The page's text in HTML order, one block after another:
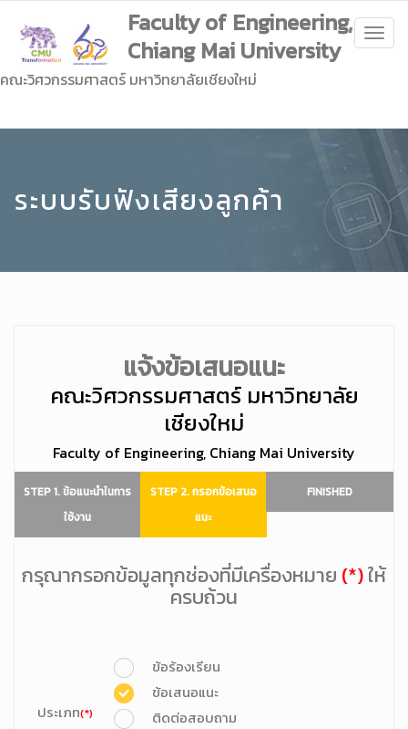
Faculty of Engineering,
Chiang Mai University
คณะวิศวกรรมศาสตร์ มหาวิทยาลัยเชียงใหม่
ระบบรับฟังเสียงลูกค้า
แจ้งข้อเสนอแนะ
คณะวิศวกรรมศาสตร์ มหาวิทยาลัย
เชียงใหม่
Faculty of Engineering, Chiang Mai University
STEP 1. ข้อแนะนำในการ
ใช้งาน
STEP 2. กรอกข้อเสนอ
แนะ
FINISHED
กรุณากรอกข้อมูลทุกช่องที่มีเครื่องหมาย (*)ให้
ครบถ้วน
ประเภท(*)
ข้อร้องเรียน
ข้อเสนอแนะ
ติดต่อสอบถาม